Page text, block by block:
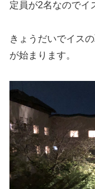
定員が2名なのでイ
きょうだいでイス
が始まります。